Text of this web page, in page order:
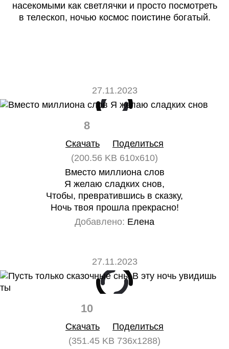
насекомыми как светлячки и просто посмотреть
в телескоп, ночью космос поистине богатый.
27.11.2023
8
Скачать
Поделиться
(200.56 KB 610x610)
Вместо миллиона слов
Я желаю сладких снов,
Чтобы, превратившись в сказку,
Ночь твоя прошла прекрасно!
Добавлено: Елена
27.11.2023
10
Скачать
Поделиться
(351.45 KB 736x1288)